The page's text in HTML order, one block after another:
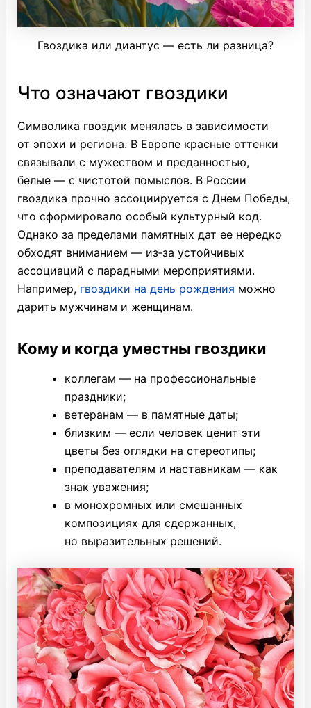
Гвоздика или диантус — есть ли разница?
Что означают гвоздики
Символика гвоздик менялась в зависимости
от эпохи и региона. В Европе красные оттенки
связывали с мужеством и преданностью,
белые — с чистотой помыслов. В России
гвоздика прочно ассоциируется с Днем Победы,
что сформировало особый культурный код.
Однако за пределами памятных дат ее нередко
обходят вниманием — из‑за устойчивых
ассоциаций с парадными мероприятиями.
Например, гвоздики на день рождения можно
дарить мужчинам и женщинам.
Кому и когда уместны гвоздики
коллегам — на профессиональные
праздники;
ветеранам — в памятные даты;
близким — если человек ценит эти
цветы без оглядки на стереотипы;
преподавателям и наставникам — как
знак уважения;
в монохромных или смешанных
композициях для сдержанных,
но выразительных решений.